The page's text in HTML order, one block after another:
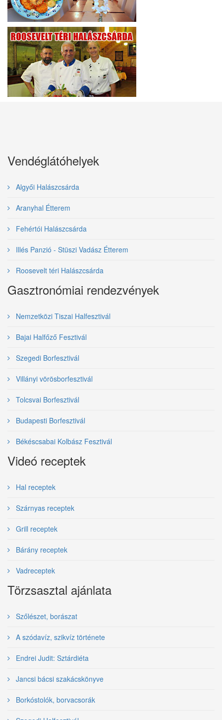
Vendéglátóhelyek
Algyői Halászcsárda
Aranyhal Étterem
Fehértói Halászcsárda
Illés Panzió - Stüszi Vadász Étterem
Roosevelt téri Halászcsárda
Gasztronómiai rendezvények
Nemzetközi Tiszai Halfesztivál
Bajai Halfőző Fesztivál
Szegedi Borfesztivál
Villányi vörösborfesztivál
Tolcsvai Borfesztivál
Budapesti Borfesztivál
Békéscsabai Kolbász Fesztivál
Videó receptek
Hal receptek
Szárnyas receptek
Grill receptek
Bárány receptek
Vadreceptek
Törzsasztal ajánlata
Szőlészet, borászat
A szódavíz, szikvíz története
Endrei Judit: Sztárdiéta
Jancsi bácsi szakácskönyve
Borkóstolók, borvacsorák